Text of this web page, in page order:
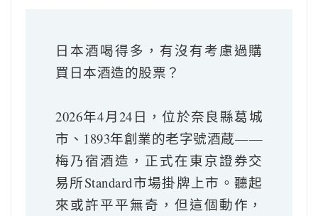
日本酒喝得多，有沒有考慮過購
買日本酒造的股票？
2026年4月24日，位於奈良縣葛城
市、1893年創業的老字號酒蔵——
梅乃宿酒造，正式在東京證券交
易所Standard市場掛牌上市。聽起
來或許平平無奇，但這個動作，